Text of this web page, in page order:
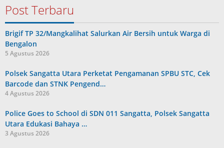
Post Terbaru
Brigif TP 32/Mangkalihat Salurkan Air Bersih untuk Warga di
Bengalon
5 Agustus 2026
Polsek Sangatta Utara Perketat Pengamanan SPBU STC, Cek
Barcode dan STNK Pengend…
4 Agustus 2026
Police Goes to School di SDN 011 Sangatta, Polsek Sangatta
Utara Edukasi Bahaya …
3 Agustus 2026